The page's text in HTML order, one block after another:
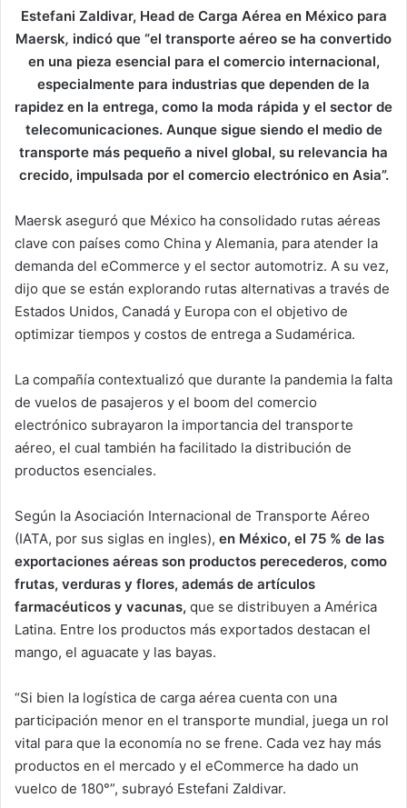
Estefani Zaldivar, Head de Carga Aérea en México para
Maersk, indicó que “el transporte aéreo se ha convertido
en una pieza esencial para el comercio internacional,
especialmente para industrias que dependen de la
rapidez en la entrega, como la moda rápida y el sector de
telecomunicaciones. Aunque sigue siendo el medio de
transporte más pequeño a nivel global, su relevancia ha
crecido, impulsada por el comercio electrónico en Asia”.
Maersk aseguró que México ha consolidado rutas aéreas
clave con países como China y Alemania, para atender la
demanda del eCommerce y el sector automotriz. A su vez,
dijo que se están explorando rutas alternativas a través de
Estados Unidos, Canadá y Europa con el objetivo de
optimizar tiempos y costos de entrega a Sudamérica.
La compañía contextualizó que durante la pandemia la falta
de vuelos de pasajeros y el boom del comercio
electrónico subrayaron la importancia del transporte
aéreo, el cual también ha facilitado la distribución de
productos esenciales.
Según la Asociación Internacional de Transporte Aéreo
(IATA, por sus siglas en ingles), en México, el 75 % de las
exportaciones aéreas son productos perecederos, como
frutas, verduras y flores, además de artículos
farmacéuticos y vacunas, que se distribuyen a América
Latina. Entre los productos más exportados destacan el
mango, el aguacate y las bayas.
“Si bien la logística de carga aérea cuenta con una
participación menor en el transporte mundial, juega un rol
vital para que la economía no se frene. Cada vez hay más
productos en el mercado y el eCommerce ha dado un
vuelco de 180°”, subrayó Estefani Zaldivar.